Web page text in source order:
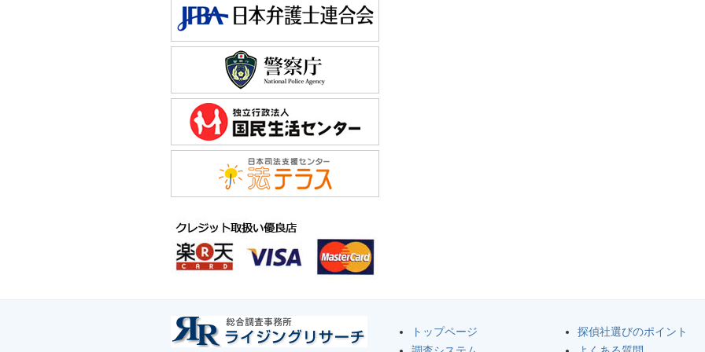
トップページ
探偵社選びのポイント